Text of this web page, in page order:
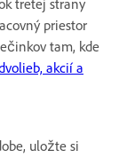
tretej strany
priestor
tam, kde
akcií a
uložte si